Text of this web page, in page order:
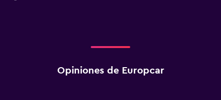
Opiniones de Europcar